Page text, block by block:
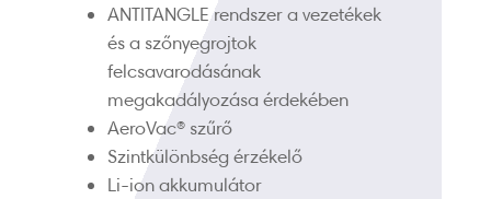
ANTITANGLE rendszer a vezetékek
és a szőnyegrojtok
felcsavarodásának
megakadályozása érdekében
AeroVac® szűrő
Szintkülönbség érzékelő
Li-ion akkumulátor